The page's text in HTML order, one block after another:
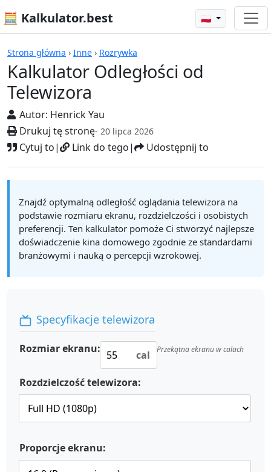
🧮 Kalkulator.best 🇵🇱
Strona główna › Inne › Rozrywka
Kalkulator Odległości od
Telewizora
Autor: Henrick Yau
Drukuj tę stronę- 20 lipca 2026
Cytuj to| Link do tego| Udostępnij to
Kalkulatory
Znajdź optymalną odległość oglądania telewizora na
podstawie rozmiaru ekranu, rozdzielczości i osobistych
preferencji. Ten kalkulator pomoże Ci stworzyć najlepsze
doświadczenie kina domowego zgodnie ze standardami
branżowymi i nauką o percepcji wzrokowej.
Specyfikacje telewizora
Rozmiar ekranu: cal Przekątna ekranu w calach
Rozdzielczość telewizora:
Proporcje ekranu: